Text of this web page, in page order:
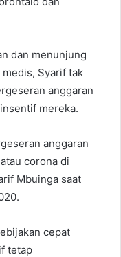
dan menunjung
Syarif tak
anggaran
mereka.
anggaran
corona di
Mbuinga saat
cepat
tetap